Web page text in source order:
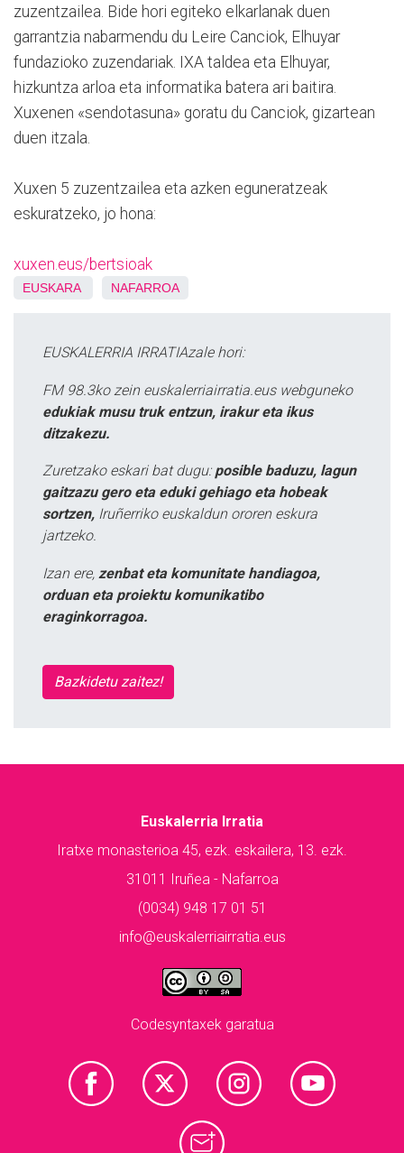
zuzentzailea. Bide hori egiteko elkarlanak duen
garrantzia nabarmendu du Leire Canciok, Elhuyar
fundazioko zuzendariak. IXA taldea eta Elhuyar,
hizkuntza arloa eta informatika batera ari baitira.
Xuxenen «sendotasuna» goratu du Canciok, gizartean
duen itzala.
Xuxen 5 zuzentzailea eta azken eguneratzeak
eskuratzeko, jo hona:
xuxen.eus/bertsioak
EUSKARA NAFARROA
EUSKALERRIA IRRATIAzale hori:
FM 98.3ko zein euskalerriairratia.eus webguneko
edukiak musu truk entzun, irakur eta ikus
ditzakezu.
Zuretzako eskari bat dugu: posible baduzu, lagun
gaitzazu gero eta eduki gehiago eta hobeak
sortzen, Iruñerriko euskaldun ororen eskura
jartzeko.
Izan ere, zenbat eta komunitate handiagoa,
orduan eta proiektu komunikatibo
eraginkorragoa.
Bazkidetu zaitez!
Euskalerria Irratia
Iratxe monasterioa 45, ezk. eskailera, 13. ezk.
31011 Iruñea - Nafarroa
(0034) 948 17 01 51
info@euskalerriairratia.eus
Codesyntaxek garatua